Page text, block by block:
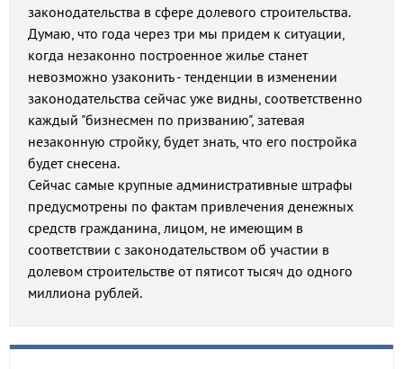
законодательства в сфере долевого строительства.
Думаю, что года через три мы придем к ситуации,
когда незаконно построенное жилье станет
невозможно узаконить - тенденции в изменении
законодательства сейчас уже видны, соответственно
каждый "бизнесмен по призванию", затевая
незаконную стройку, будет знать, что его постройка
будет снесена.
Сейчас самые крупные административные штрафы
предусмотрены по фактам привлечения денежных
средств гражданина, лицом, не имеющим в
соответствии с законодательством об участии в
долевом строительстве от пятисот тысяч до одного
миллиона рублей.